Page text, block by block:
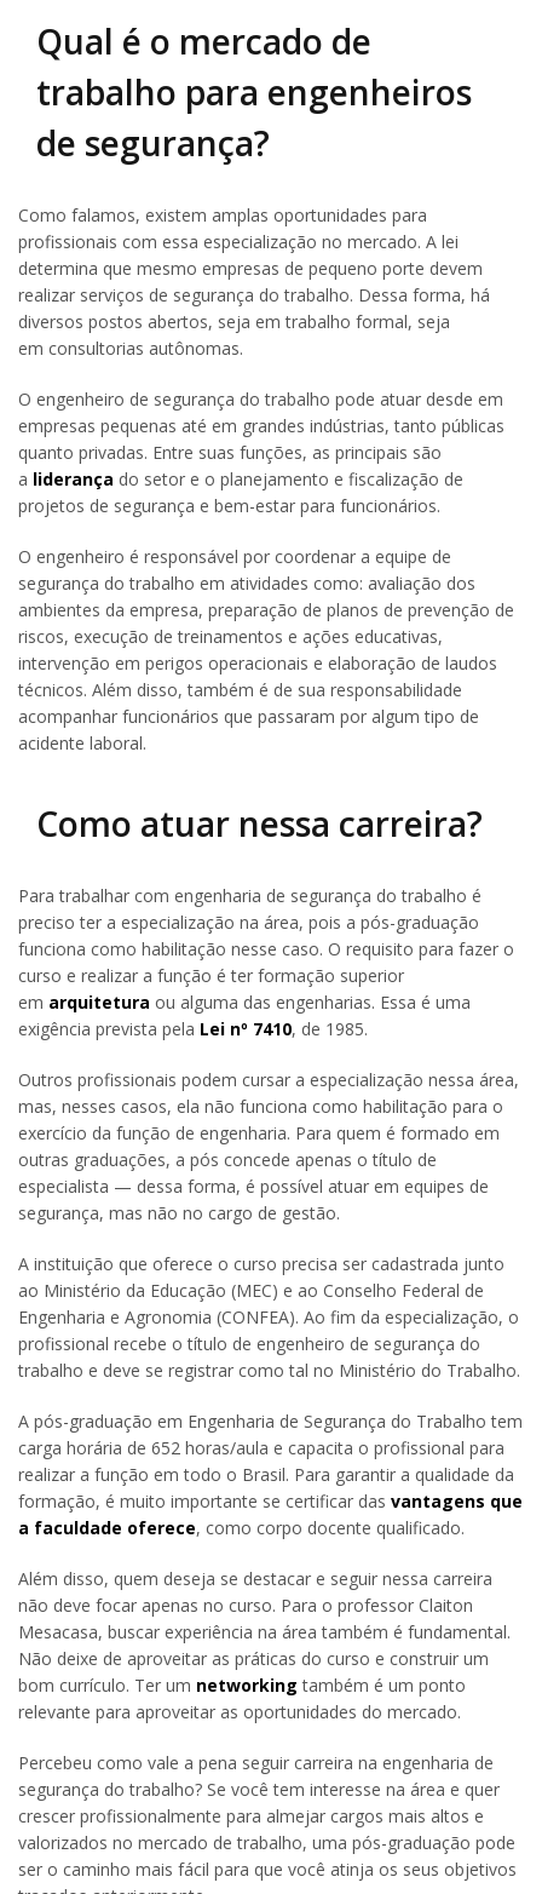
Qual é o mercado de
trabalho para engenheiros
de segurança?
Como falamos, existem amplas oportunidades para
profissionais com essa especialização no mercado. A lei
determina que mesmo empresas de pequeno porte devem
realizar serviços de segurança do trabalho. Dessa forma, há
diversos postos abertos, seja em trabalho formal, seja
em consultorias autônomas.
O engenheiro de segurança do trabalho pode atuar desde em
empresas pequenas até em grandes indústrias, tanto públicas
quanto privadas. Entre suas funções, as principais são
a liderança do setor e o planejamento e fiscalização de
projetos de segurança e bem-estar para funcionários.
O engenheiro é responsável por coordenar a equipe de
segurança do trabalho em atividades como: avaliação dos
ambientes da empresa, preparação de planos de prevenção de
riscos, execução de treinamentos e ações educativas,
intervenção em perigos operacionais e elaboração de laudos
técnicos. Além disso, também é de sua responsabilidade
acompanhar funcionários que passaram por algum tipo de
acidente laboral.
Como atuar nessa carreira?
Para trabalhar com engenharia de segurança do trabalho é
preciso ter a especialização na área, pois a pós-graduação
funciona como habilitação nesse caso. O requisito para fazer o
curso e realizar a função é ter formação superior
em arquitetura ou alguma das engenharias. Essa é uma
exigência prevista pela Lei nº 7410, de 1985.
Outros profissionais podem cursar a especialização nessa área,
mas, nesses casos, ela não funciona como habilitação para o
exercício da função de engenharia. Para quem é formado em
outras graduações, a pós concede apenas o título de
especialista — dessa forma, é possível atuar em equipes de
segurança, mas não no cargo de gestão.
A instituição que oferece o curso precisa ser cadastrada junto
ao Ministério da Educação (MEC) e ao Conselho Federal de
Engenharia e Agronomia (CONFEA). Ao fim da especialização, o
profissional recebe o título de engenheiro de segurança do
trabalho e deve se registrar como tal no Ministério do Trabalho.
A pós-graduação em Engenharia de Segurança do Trabalho tem
carga horária de 652 horas/aula e capacita o profissional para
realizar a função em todo o Brasil. Para garantir a qualidade da
formação, é muito importante se certificar das vantagens que
a faculdade oferece, como corpo docente qualificado.
Além disso, quem deseja se destacar e seguir nessa carreira
não deve focar apenas no curso. Para o professor Claiton
Mesacasa, buscar experiência na área também é fundamental.
Não deixe de aproveitar as práticas do curso e construir um
bom currículo. Ter um networking também é um ponto
relevante para aproveitar as oportunidades do mercado.
Percebeu como vale a pena seguir carreira na engenharia de
segurança do trabalho? Se você tem interesse na área e quer
crescer profissionalmente para almejar cargos mais altos e
valorizados no mercado de trabalho, uma pós-graduação pode
ser o caminho mais fácil para que você atinja os seus objetivos